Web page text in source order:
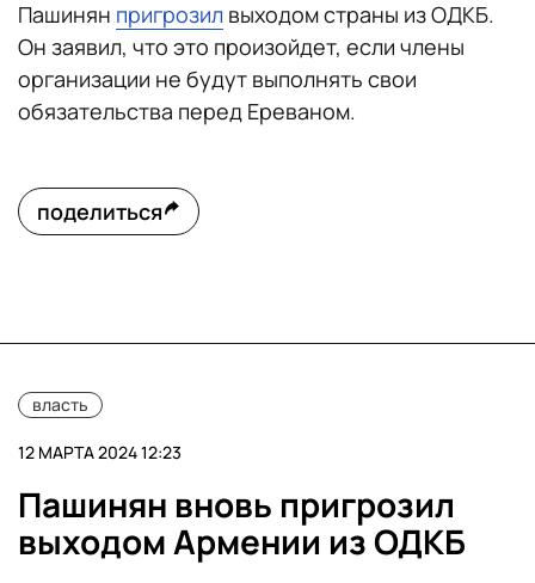
Пашинян пригрозил выходом страны из ОДКБ.
Он заявил, что это произойдет, если члены
организации не будут выполнять свои
обязательства перед Ереваном.
поделиться
власть
12 МАРТА 2024 12:23
Пашинян вновь пригрозил
выходом Армении из ОДКБ